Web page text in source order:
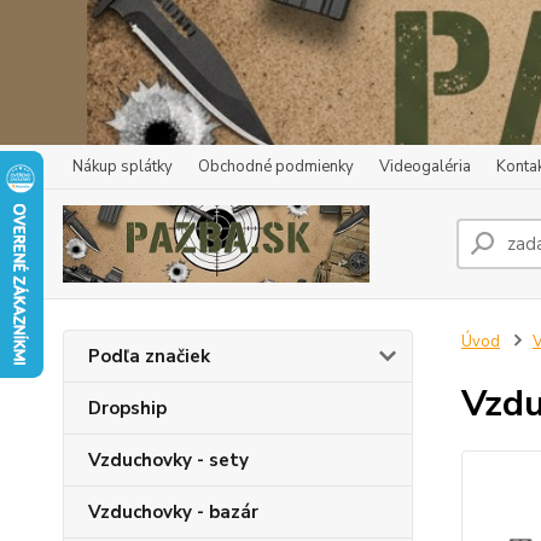
Nákup splátky Obchodné podmienky Videogaléria
Podľa značiek
Dropship
Vzduchovky - sety
Vzduchovky - bazár
Úvod